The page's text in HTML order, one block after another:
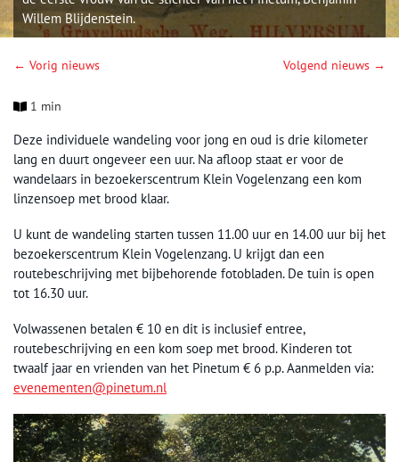
Willem Blijdenstein.
← Vorig nieuws Volgend nieuws →
1 min
Deze individuele wandeling voor jong en oud is drie kilometer
lang en duurt ongeveer een uur. Na afloop staat er voor de
wandelaars in bezoekerscentrum Klein Vogelenzang een kom
linzensoep met brood klaar.
U kunt de wandeling starten tussen 11.00 uur en 14.00 uur bij het
bezoekerscentrum Klein Vogelenzang. U krijgt dan een
routebeschrijving met bijbehorende fotobladen. De tuin is open
tot 16.30 uur.
Volwassenen betalen € 10 en dit is inclusief entree,
routebeschrijving en een kom soep met brood. Kinderen tot
twaalf jaar en vrienden van het Pinetum € 6 p.p. Aanmelden via:
evenementen@pinetum.nl